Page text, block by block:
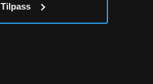
Tilpass